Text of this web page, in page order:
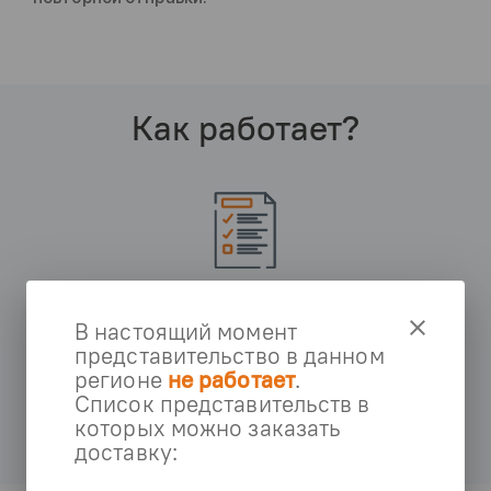
Как работает?
договора
Обговариваем условия сотрудничества и заключаем
договор
clear
В настоящий момент
представительство в данном
регионе не работает.
Список представительств в
которых можно заказать
доставку: